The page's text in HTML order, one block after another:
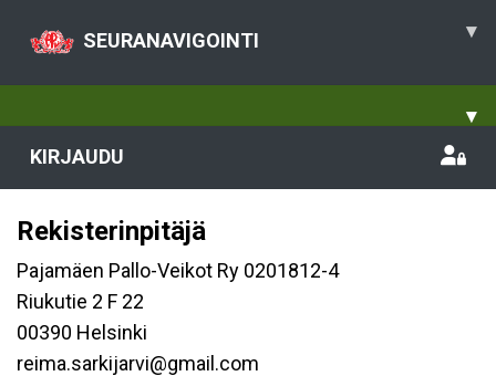
SEURANAVIGOINTI ▾
▾
KIRJAUDU
Rekisterinpitäjä
Pajamäen Pallo-Veikot Ry 0201812-4
Riukutie 2 F 22
00390 Helsinki
reima.sarkijarvi@gmail.com